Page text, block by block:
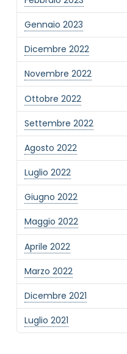
Gennaio 2023
Dicembre 2022
Novembre 2022
Ottobre 2022
Settembre 2022
Agosto 2022
Luglio 2022
Giugno 2022
Maggio 2022
Aprile 2022
Marzo 2022
Dicembre 2021
Luglio 2021